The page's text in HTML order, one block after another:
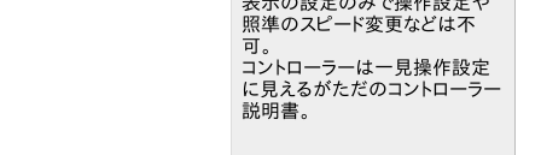
照準のスピード変更などは不
可。
コントローラーは一見操作設定
に見えるがただのコントローラー
説明書。